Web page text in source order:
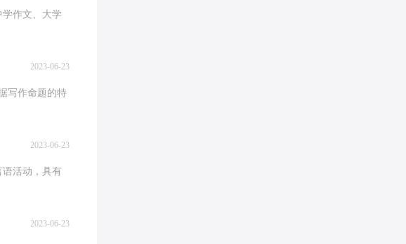
作文、大学
2023-06-23
作命题的特
2023-06-23
活动，具有
2023-06-23